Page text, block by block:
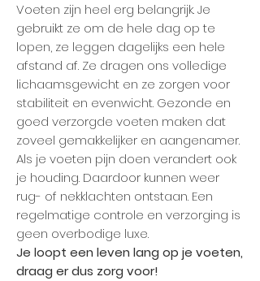
Voeten zijn heel erg belangrijk. Je
gebruikt ze om de hele dag op te
lopen, ze leggen dagelijks een hele
afstand af. Ze dragen ons volledige
lichaamsgewicht en ze zorgen voor
stabiliteit en evenwicht. Gezonde en
goed verzorgde voeten maken dat
zoveel gemakkelijker en aangenamer.
Als je voeten pijn doen verandert ook
je houding. Daardoor kunnen weer
rug- of nekklachten ontstaan. Een
regelmatige controle en verzorging is
geen overbodige luxe.
Je loopt een leven lang op je voeten,
draag er dus zorg voor!